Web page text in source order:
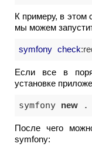
К примеру, в этом
мы можем
symfony check
Если все в
установке
symfony new .
После чего
symfony: